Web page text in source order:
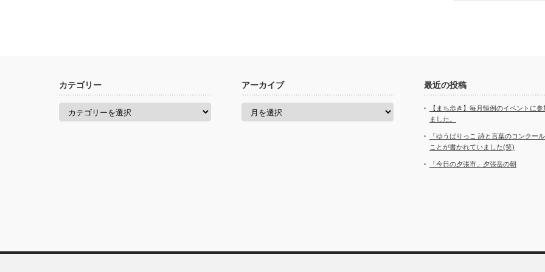
カテゴリー
カ
アーカイブ
ア
最近の投稿
【まち歩き】毎月恒例のイベントに参
ました。
「ゆうばりっこ 詩と言葉のコンクー
ことが書かれていました(笑)
「今日の夕張市」夕張岳の朝